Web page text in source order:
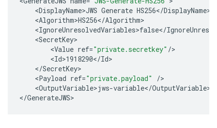
<DisplayName>JWS Generate HS256</DisplayName
<Algorithm>HS256</Algorithm
<IgnoreUnresolvedVariables>false</
<SecretKey
<Value ref="private.secretkey" /
<Id>1918290</Id
</SecretKey
<Payload ref="private.payload" /
<OutputVariable>jws-variable</OutputVariable>
</GenerateJWS>